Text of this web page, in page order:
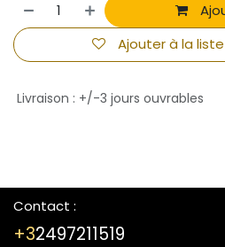
Ajouter à la
Livraison : +/-3 jours ouvrables
Contact :
+32497211519